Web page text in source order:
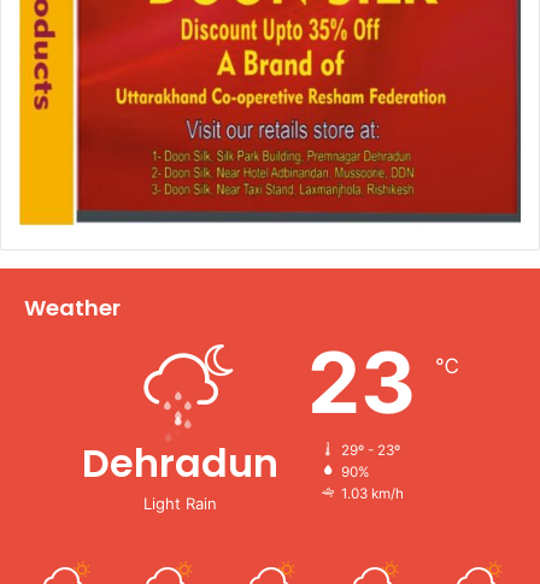
Weather
Dehradun
Light Rain
23 ℃
29º - 23º
90%
1.03 km/h